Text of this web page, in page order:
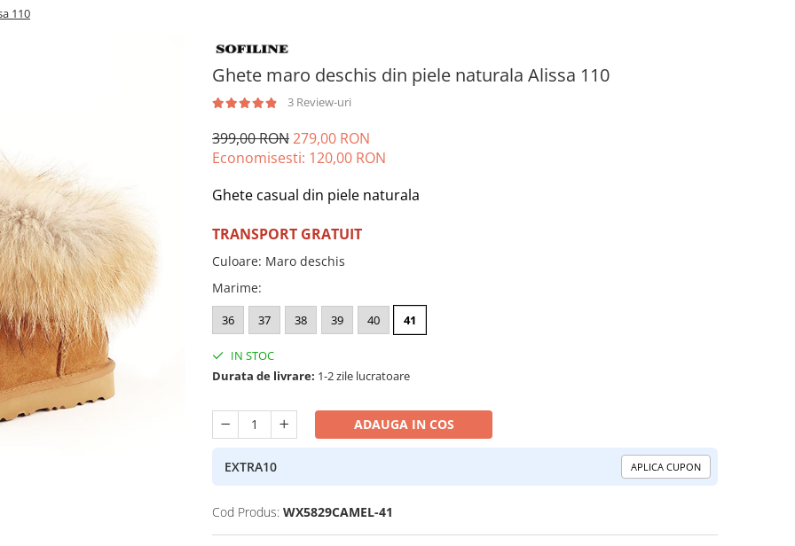
110
Ghete maro deschis din piele naturala Alissa 110
3 Review-uri
399,00 RON279,00 RON
Economisesti: 120,00 RON
Ghete casual din piele naturala
TRANSPORT GRATUIT
Culoare: Maro deschis
Marime:
36 37 38 39 40 41
IN STOC
Durata de livrare: 1-2 zile lucratoare
ADAUGA IN COS
EXTRA10 APLICA CUPON
Cod Produs: WX5829CAMEL-41